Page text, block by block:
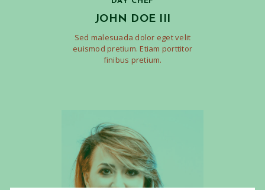
JOHN DOE III
Sed malesuada dolor eget velit
euismod pretium. Etiam porttitor
finibus pretium.